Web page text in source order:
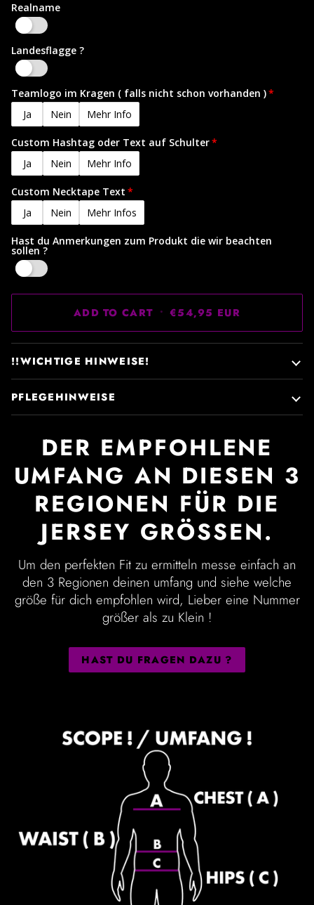
Realname
Landesflagge ?
Teamlogo im Kragen ( falls nicht schon vorhanden )
Ja
Nein Mehr Info
Custom Hashtag oder Text auf Schulter
Ja
Nein Mehr Info
Custom Necktape Text
Ja
Nein Mehr Infos
Hast du Anmerkungen zum Produkt die wir beachten
sollen ?
ADD TO CART • €54,95 EUR
!!WICHTIGE HINWEISE!
PFLEGEHINWEISE
DER EMPFOHLENE
UMFANG AN DIESEN 3
REGIONEN FÜR DIE
JERSEY GRÖSSEN.
Um den perfekten Fit zu ermitteln messe einfach an
den 3 Regionen deinen umfang und siehe welche
größe für dich empfohlen wird, Lieber eine Nummer
größer als zu Klein !
HAST DU FRAGEN DAZU ?